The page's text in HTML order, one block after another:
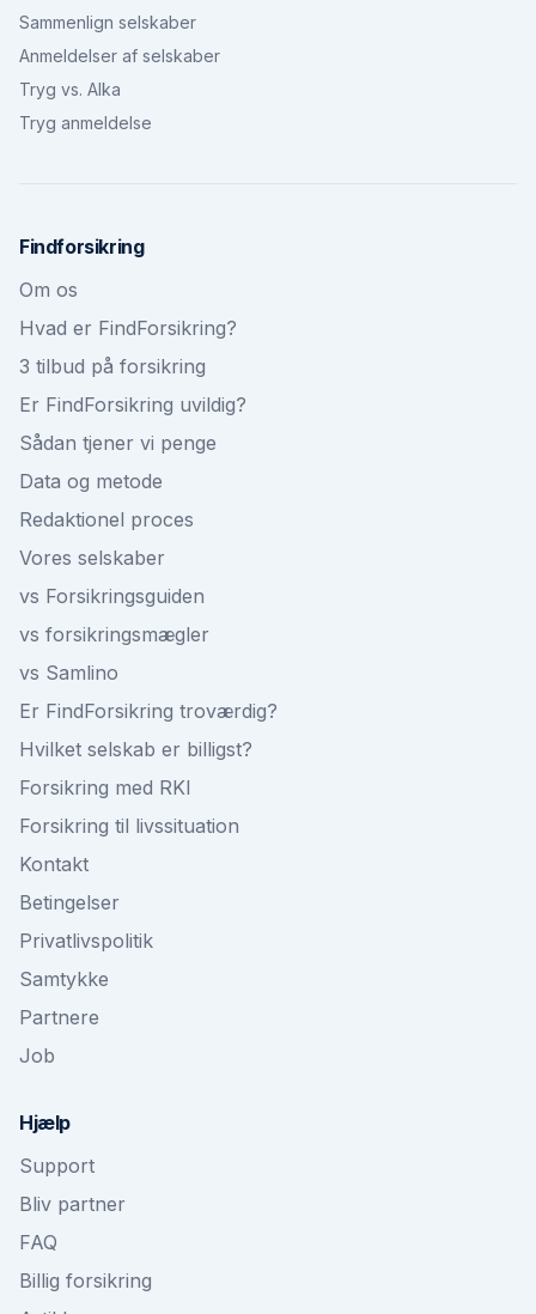
Sammenlign selskaber
Anmeldelser af selskaber
Tryg vs. Alka
Tryg anmeldelse
Findforsikring
Om os
Hvad er FindForsikring?
3 tilbud på forsikring
Er FindForsikring uvildig?
Sådan tjener vi penge
Data og metode
Redaktionel proces
Vores selskaber
vs Forsikringsguiden
vs forsikringsmægler
vs Samlino
Er FindForsikring troværdig?
Hvilket selskab er billigst?
Forsikring med RKI
Forsikring til livssituation
Kontakt
Betingelser
Privatlivspolitik
Samtykke
Partnere
Job
Hjælp
Support
Bliv partner
FAQ
Billig forsikring